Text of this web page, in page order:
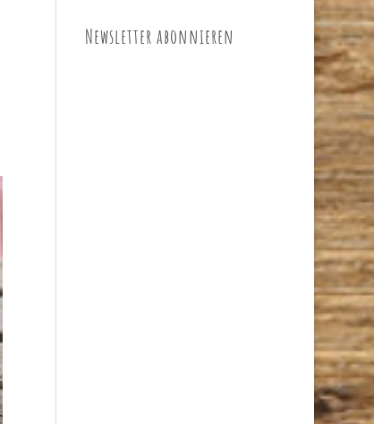
Newsletter abonnieren